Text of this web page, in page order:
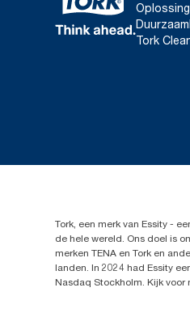
Tork
Tork, een merk van Essity -
de hele wereld. Ons doel is
merken TENA en Tork en
landen. In 2024 had Essity
Nasdaq Stockholm. Kijk voor